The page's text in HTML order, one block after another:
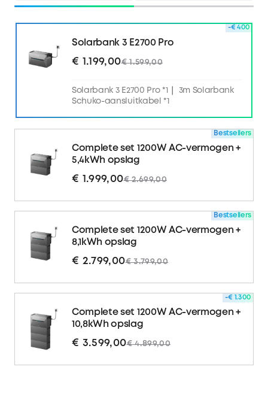
Solarbank 3 E2700 Pro
€ 1.199,00€ 1.599,00
Solarbank 3 E2700 Pro *1｜ 3m Solarbank
Schuko-aansluitkabel *1
-€ 400
Complete set 1200W AC-vermogen +
5,4kWh opslag
€ 1.999,00€ 2.699,00
Bestsellers
Complete set 1200W AC-vermogen +
8,1kWh opslag
€ 2.799,00€ 3.799,00
Bestsellers
Complete set 1200W AC-vermogen +
10,8kWh opslag
€ 3.599,00€ 4.899,00
-€ 1.300